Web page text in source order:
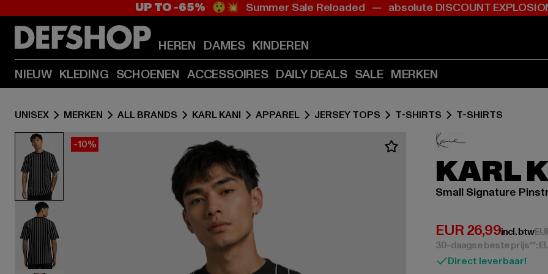
Ga
(Druk
op
Enter)
Ga
(Druk
op
Enter)
UP TO -65% 😲💥 Summer Sale Reloaded — absolute DISCOUNT
HEREN DAMES KINDEREN
NIEUW KLEDING SCHOENEN ACCESSOIRES DAILY DEALS SALE MERKEN
UNISEX MERKEN ALL BRANDS KARL KANI APPAREL JERSEY TOPS T-SHIRTS T-SHIRTS
-10%
KARL
Small Signature
EUR 26,99
Huidige prijs: EUR
incl. btw
30-daagse beste prijs**:
Direct leverbaar!